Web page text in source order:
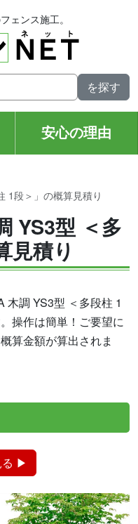
ェンス施工。
安心の理由
1段＞」の概算見積り
YS3型 ＜多
見積り
木調 YS3型 ＜多段柱 1
操作は簡単！ご要望に
算金額が算出されま
る ▶